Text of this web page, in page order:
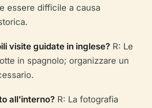
essere difficile a causa
visite guidate in inglese? R: Le
in spagnolo; organizzare un
all'interno? R: La fotografia